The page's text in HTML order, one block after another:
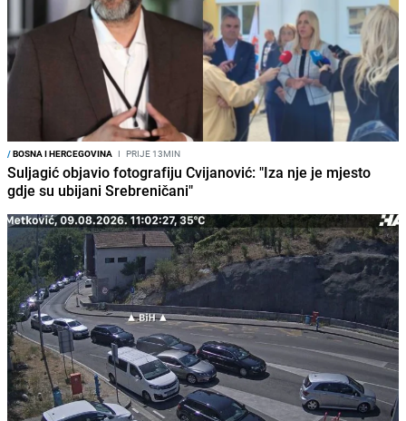
/BOSNA I HERCEGOVINA I PRIJE 13MIN
Suljagić objavio fotografiju Cvijanović: "Iza nje je mjesto
gdje su ubijani Srebreničani"